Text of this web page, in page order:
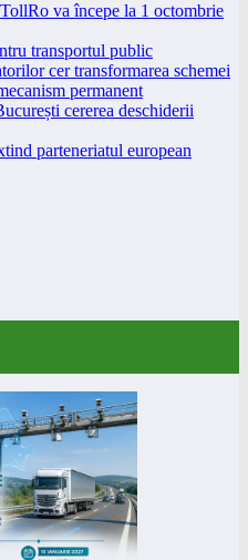
va începe la 1 octombrie
transportul public
cer transformarea schemei
permanent
cererea deschiderii
parteneriatul european